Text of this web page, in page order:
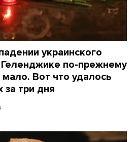
украинского
по-прежнему
мало. Вот что удалось
за три дня